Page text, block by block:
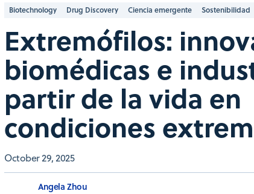
Biotechnology Drug Discovery Ciencia emergente Sostenibilidad
Extremófilos:
biomédicas e
partir de la vida en
condiciones
October 29, 2025
Angela Zhou